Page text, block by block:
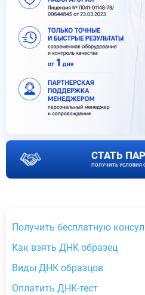
СТАТЬ
ПОЛУЧИТЬ УСЛОВИЯ
Получить бесплатную
Как взять ДНК образец
Виды ДНК образцов
Оплатить ДНК-тест